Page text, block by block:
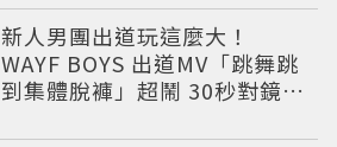
新人男團出道玩這麼大！
WAYF BOYS 出道MV「跳舞跳
到集體脫褲」超鬧 30秒對鏡清